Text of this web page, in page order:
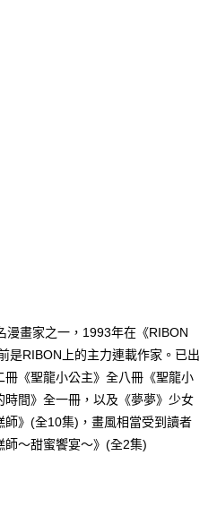
才付款」的支付方式。 讓您購物簡單
、不需儲值。
，即可結帳。
付款。
付」後，將跳轉至「AFTEE先享後付」
後，即可完成結帳。
通知簡訊。
款，方視為交易完成。
刻繳費，但若您需要取消訂單，請聯絡
訂單仍視為有效，需透過AFTEE先享
付 」之結帳頁面顯示為準，若有關於
等相關疑問，請聯繫「AFTEE先享後付
之「AFTEE先享後付」服務完成之交
人資料，並將交易相關給付款項請求債
免運費
免運費
)免運費
)免運費
漫畫家之一，1993年在《RIBON
是RIBON上的主力連載作家。已出
《聖龍小公主》全八冊《聖龍小
間》全一冊，以及《夢夢》少女
》(全10集)，畫風相當受到讀者
師～甜蜜饗宴～》(全2集)